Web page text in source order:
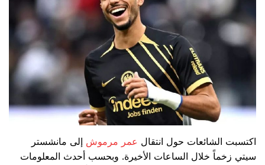
اكتسبت الشائعات حول انتقال عمر مرموش إلى مانشستر
سيتي زخماً خلال الساعات الأخيرة. وبحسب أحدث المعلومات